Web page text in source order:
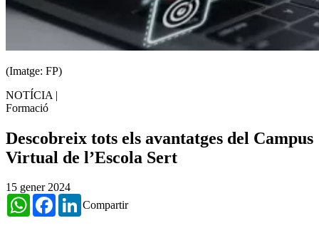
(Imatge: FP)
NOTÍCIA |
Formació
Descobreix tots els avantatges del Campus
Virtual de l’Escola Sert
15 gener 2024
Compartir
WhatsAppFacebookLinkedIn